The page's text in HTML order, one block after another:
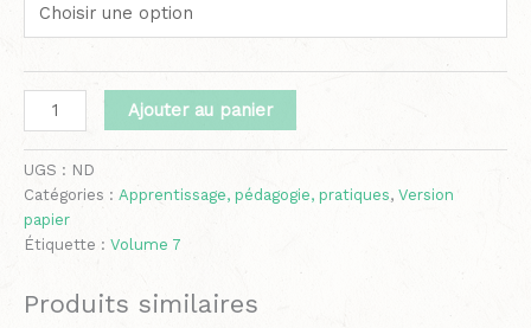
Ajouter au panier
UGS : ND
Catégories : Apprentissage, pédagogie, pratiques, Version
papier
Étiquette : Volume 7
Produits similaires